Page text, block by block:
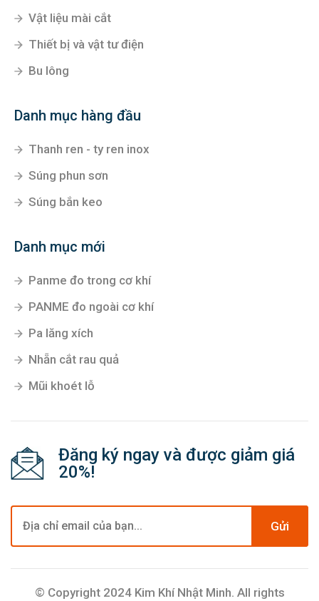
Vật liệu mài cắt
Thiết bị và vật tư điện
Bu lông
Danh mục hàng đầu
Thanh ren - ty ren inox
Súng phun sơn
Súng bắn keo
Danh mục mới
Panme đo trong cơ khí
PANME đo ngoài cơ khí
Pa lăng xích
Nhẵn cắt rau quả
Mũi khoét lỗ
Đăng ký ngay và được giảm giá
20%!
Gửi
© Copyright 2024 Kim Khí Nhật Minh. All rights